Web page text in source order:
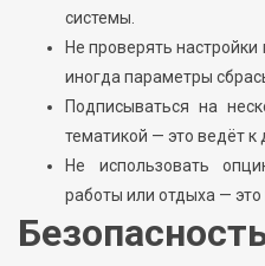
системы.
Не проверять
иногда параметры
Подписываться на
тематикой — это ведёт
Не использовать
работы или отдыха —